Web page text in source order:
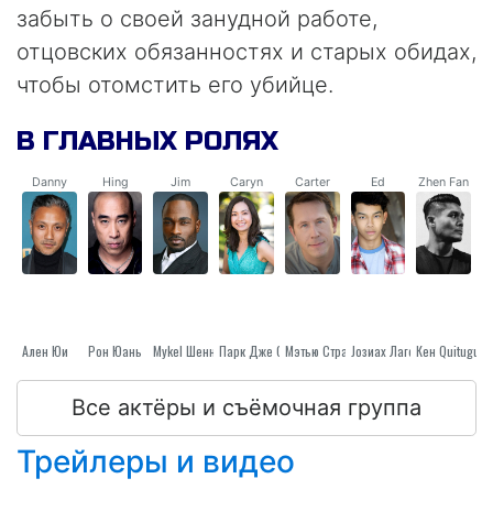
забыть о своей занудной работе,
отцовских обязанностях и старых обидах,
чтобы отомстить его убийце.
В ГЛАВНЫХ РОЛЯХ
Danny
Ален Юи
Hing
Рон Юань
Jim
Mykel Шеннон Дженкинс
Caryn
Парк Дже Су
Carter
Мэтью Страницы
Ed
Jозиах Лагоной
Zhen Fan
Кен Quitugua
Все актёры и съёмочная группа
Трейлеры и видео